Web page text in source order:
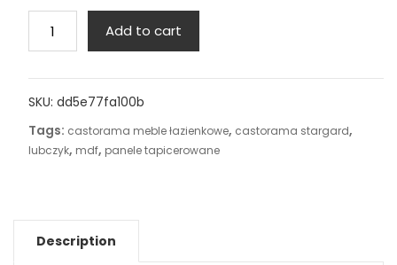
Stratos
25/05-
8
PN10-
R7
2217894
quantity
Add to cart
SKU: dd5e77fa100b
Tags: castorama meble łazienkowe, castorama stargard,
lubczyk, mdf, panele tapicerowane
Description